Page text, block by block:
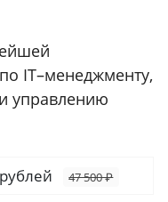
IT–менеджменту,
управлению
47 500 ₽